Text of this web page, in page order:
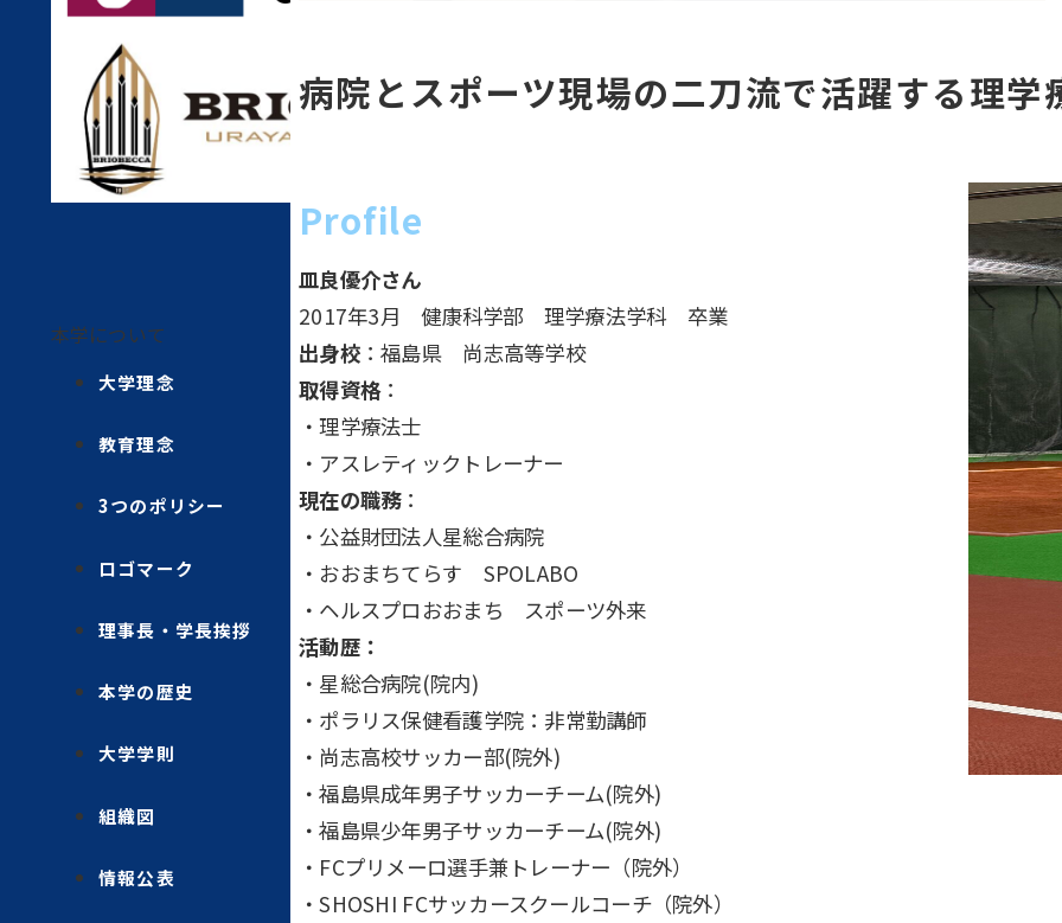
本学について
大学理念
教育理念
3つのポリシー
ロゴマーク
理事長・学長挨拶
本学の歴史
大学学則
組織図
情報公表
病院とスポーツ現場の二刀流で活躍する理学
Profile
皿良優介さん
2017年3月 健康科学部 理学療法学科 卒業
出身校：福島県 尚志高等学校
取得資格：
・理学療法士
・アスレティックトレーナー
現在の職務：
・公益財団法人星総合病院
・おおまちてらす SPOLABO
・ヘルスプロおおまち スポーツ外来
活動歴：
・星総合病院(院内)
・ポラリス保健看護学院：非常勤講師
・尚志高校サッカー部(院外)
・福島県成年男子サッカーチーム(院外)
・福島県少年男子サッカーチーム(院外)
・FCプリメーロ選手兼トレーナー（院外）
・SHOSHI FCサッカースクールコーチ（院外）